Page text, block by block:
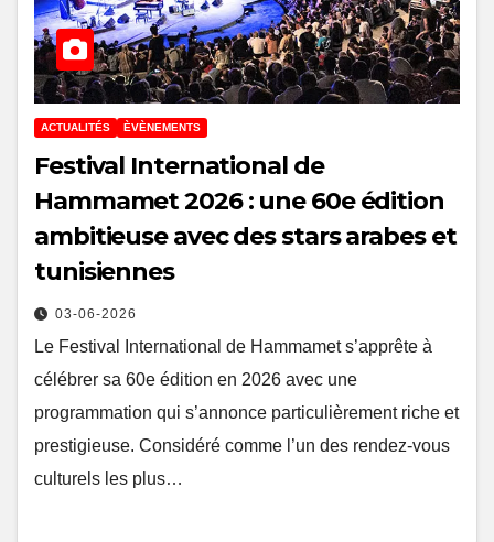
ACTUALITÉS ÈVÈNEMENTS
Festival International de
Hammamet 2026 : une 60e édition
ambitieuse avec des stars arabes et
tunisiennes
03-06-2026
Le Festival International de Hammamet s’apprête à
célébrer sa 60e édition en 2026 avec une
programmation qui s’annonce particulièrement riche et
prestigieuse. Considéré comme l’un des rendez-vous
culturels les plus…